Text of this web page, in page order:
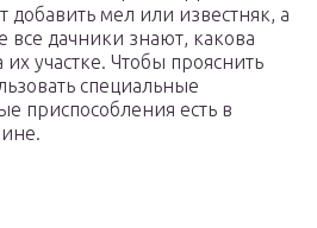
добавить мел или известняк, а
все дачники знают, какова
участке. Чтобы прояснить
специальные
приспособления есть в